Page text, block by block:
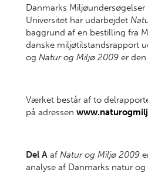
Danmarks Miljøundersøgelser
Universitet har udarbejdet
baggrund af en bestilling fra
danske miljøtilstandsrapport
og Natur og Miljø 2009 er
Værket består af to
på adressen
Del A af Natur og Miljø 2009
analyse af Danmarks natur